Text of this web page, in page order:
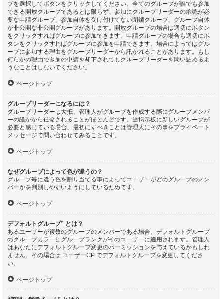
プを選択してボタンをクリックしてください。全てのグループが誰でも参加
できる開放グループであるとは限らず、参加にグループリーダーの承認が必
要な申請グループ、参加自体を受け付けてない閉鎖グループ、グループ自体
が非公開な非公開グループがあります。開放グループの場合は適切にボタン
をクリックすればグループに参加できます。申請グループの場合も適切にボ
タンをクリックすればグループに参加を申請できます。場合によってはグル
ープに参加する理由をグループリーダーから訊かれることがあります。もし
何らかの理由で参加の申請を却下されてもグループリーダーを問い詰めるよ
うなことはしないでください。
ページトップ
グループリーダーになるには？
グループリーダーは大抵、管理人がグループを作成する際にグループメンバ
ーの誰かから任命されることがほとんどです。当掲示板に新しいグループが
必要と感じている場合、最初にすべきことは管理人にその事をプライベート
メッセージで問い合わせてみることです。
ページトップ
なぜグループによって色が違うの？
グループ毎に違う色を割り当てる事によってユーザーがどのグループのメン
バーかを判別しやすいようにしているためです。
ページトップ
デフォルトグループ” とは？
あるユーザーが複数のグループのメンバーである場合、デフォルトグループ
のグループカラーとグループランクがそのユーザーに適用されます。管理人
はあなたにデフォルトグループ変更のパーミッションを与えているかもしれ
ません。その場合は ユーザーCP でデフォルトグループを変更してくださ
い。
ページトップ